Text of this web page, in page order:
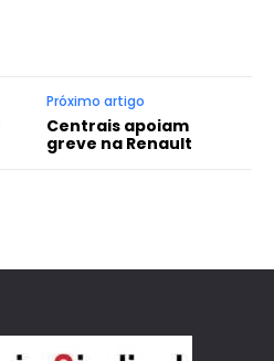
Próximo artigo
Centrais apoiam
greve na Renault